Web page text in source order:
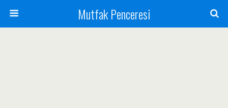
Mutfak Penceresi